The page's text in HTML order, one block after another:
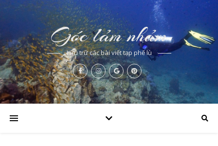
Góc lảm nhảm
Lưu trữ các bài viết tạp phế lù